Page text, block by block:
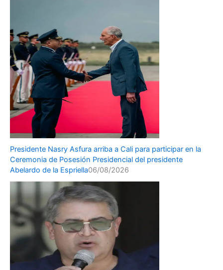
Presidente Nasry Asfura arriba a Cali para participar en la
Ceremonia de Posesión Presidencial del presidente
Abelardo de la Espriella06/08/2026